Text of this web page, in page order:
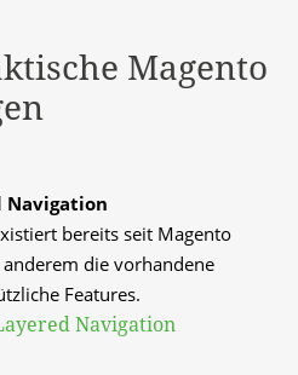
Magento
Navigation
bereits seit Magento
die vorhandene
Features.
Navigation